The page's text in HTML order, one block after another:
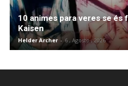
10 animes para veres se és
Kaisen
Helder Archer - 6 , Agosto , 2026